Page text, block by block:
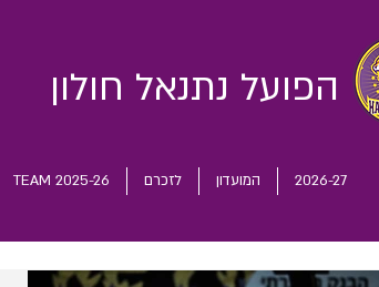
הפועל נתנאל חולון
2026-27 המועדון לזכרם TEAM 2025-26